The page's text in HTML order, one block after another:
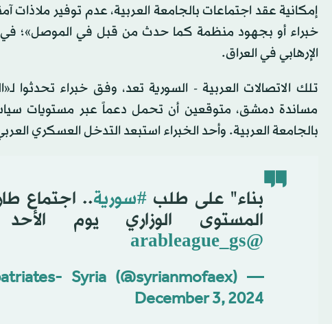
إمكانية عقد اجتماعات بالجامعة العربية، عدم توفير
خبراء أو بجهود منظمة كما حدث من قبل في الموصل»؛
الإرهابي في العراق.
مساندة دمشق، متوقعين أن تحمل دعماً عبر مستويات
بالجامعة العربية. وأحد الخبراء استبعد التدخل العسكري
بناء" على طلب#سورية.. اجتماع
المستوى الوزاري يوم الأحد
@arableague_gs
— Ministry of Foreign Affairs and Expatriates- Syria (@syrianmofaex)
December 3, 2024